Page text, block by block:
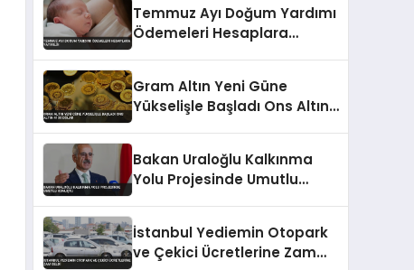
Temmuz Ayı Doğum Yardımı
Ödemeleri Hesaplara
Gram Altın Yeni Güne
Yükselişle Başladı Ons Altın
Bakan Uraloğlu Kalkınma
Yolu Projesinde Umutlu
İstanbul Yediemin Otopark
ve Çekici Ücretlerine Zam